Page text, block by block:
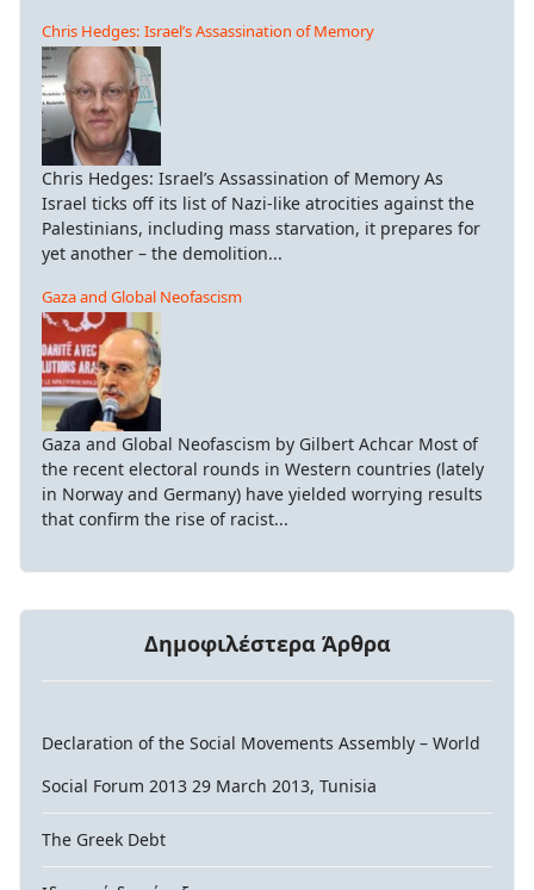
Chris Hedges: Israel’s Assassination of Memory
Chris Hedges: Israel’s Assassination of Memory As
Israel ticks off its list of Nazi-like atrocities against the
Palestinians, including mass starvation, it prepares for
yet another – the demolition...
Gaza and Global Neofascism
Gaza and Global Neofascism by Gilbert Achcar Most of
the recent electoral rounds in Western countries (lately
in Norway and Germany) have yielded worrying results
that confirm the rise of racist...
Δημοφιλέστερα Άρθρα
Declaration of the Social Movements Assembly – World
Social Forum 2013 29 March 2013, Tunisia
The Greek Debt